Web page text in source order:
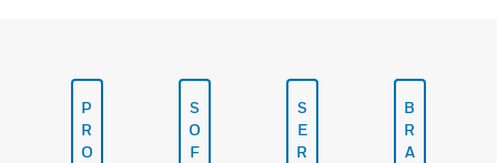
P
R
O
S
O
F
S
E
R
B
R
A